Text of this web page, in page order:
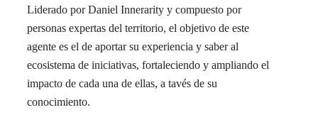
Liderado por Daniel Innerarity y compuesto por
personas expertas del territorio, el objetivo de este
agente es el de aportar su experiencia y saber al
ecosistema de iniciativas, fortaleciendo y ampliando el
impacto de cada una de ellas, a tavés de su
conocimiento.